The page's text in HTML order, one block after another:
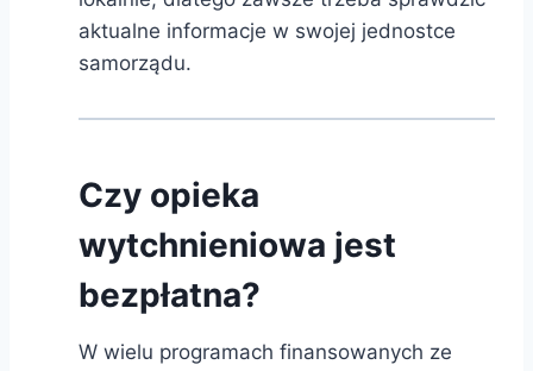
aktualne informacje w swojej jednostce
samorządu.
Czy opieka
wytchnieniowa jest
bezpłatna?
W wielu programach finansowanych ze